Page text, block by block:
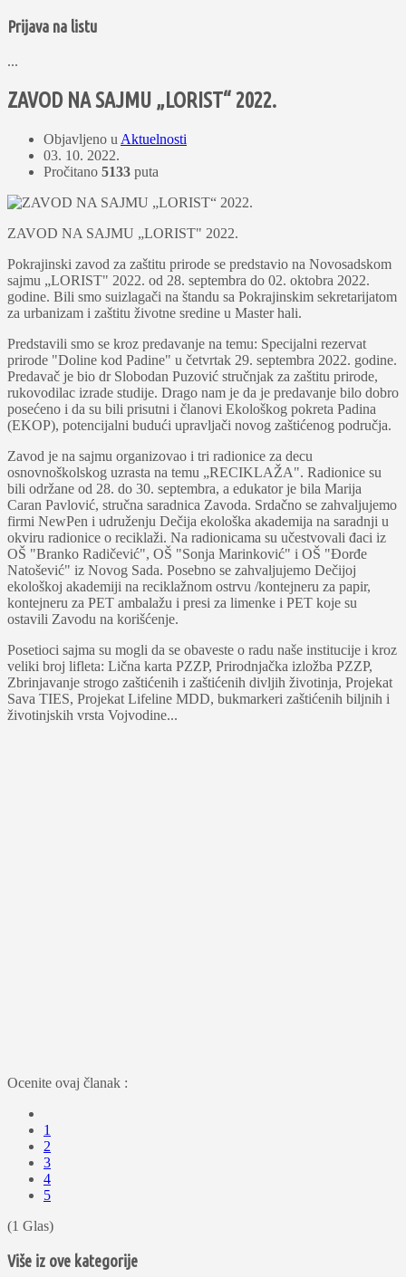
Prijava na listu
...
ZAVOD NA SAJMU „LORIST“ 2022.
Objavljeno u Aktuelnosti
03. 10. 2022.
Pročitano 5133 puta
ZAVOD NA SAJMU „LORIST" 2022.
Pokrajinski zavod za zaštitu prirode se predstavio na Novosadskom
sajmu „LORIST" 2022. od 28. septembra do 02. oktobra 2022.
godine. Bili smo suizlagači na štandu sa Pokrajinskim sekretarijatom
za urbanizam i zaštitu životne sredine u Master hali.
Predstavili smo se kroz predavanje na temu: Specijalni rezervat
prirode "Doline kod Padine" u četvrtak 29. septembra 2022. godine.
Predavač je bio dr Slobodan Puzović stručnjak za zaštitu prirode,
rukovodilac izrade studije. Drago nam je da je predavanje bilo dobro
posećeno i da su bili prisutni i članovi Ekološkog pokreta Padina
(EKOP), potencijalni budući upravljači novog zaštićenog područja.
Zavod je na sajmu organizovao i tri radionice za decu
osnovnoškolskog uzrasta na temu „RECIKLAŽA". Radionice su
bili održane od 28. do 30. septembra, a edukator je bila Marija
Caran Pavlović, stručna saradnica Zavoda. Srdačno se zahvaljujemo
firmi NewPen i udruženju Dečija ekološka akademija na saradnji u
okviru radionice o reciklaži. Na radionicama su učestvovali đaci iz
OŠ "Branko Radičević", OŠ "Sonja Marinković" i OŠ "Đorđe
Natošević" iz Novog Sada. Posebno se zahvaljujemo Dečijoj
ekološkoj akademiji na reciklažnom ostrvu /kontejneru za papir,
kontejneru za PET ambalažu i presi za limenke i PET koje su
ostavili Zavodu na korišćenje.
Posetioci sajma su mogli da se obaveste o radu naše institucije i kroz
veliki broj lifleta: Lična karta PZZP, Prirodnjačka izložba PZZP,
Zbrinjavanje strogo zaštićenih i zaštićenih divljih životinja, Projekat
Sava TIES, Projekat Lifeline MDD, bukmarkeri zaštićenih biljnih i
životinjskih vrsta Vojvodine...
Ocenite ovaj članak :
1
2
3
4
5
(1 Glas)
Više iz ove kategorije